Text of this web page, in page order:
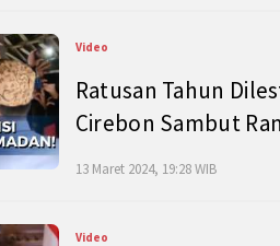
Video
Ratusan Tahun
Cirebon Sambut
13 Maret 2024, 19:28 WIB
Video